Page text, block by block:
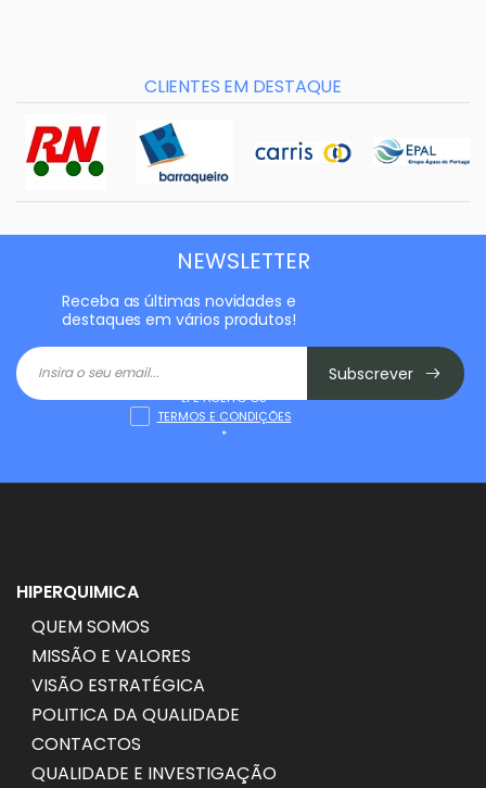
CLIENTES EM DESTAQUE
NEWSLETTER
Receba as últimas novidades e
destaques em vários produtos!
Subscrever
LI E ACEITO OS
TERMOS E CONDIÇÕES
*
HIPERQUIMICA
QUEM SOMOS
MISSÃO E VALORES
VISÃO ESTRATÉGICA
POLITICA DA QUALIDADE
CONTACTOS
QUALIDADE E INVESTIGAÇÃO